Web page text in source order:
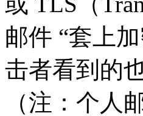
邮件 “套上
击者看到的
（注：个人